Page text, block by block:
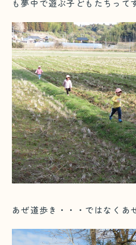
も夢中で遊ぶ子どもたちって
あぜ道歩き・・・ではなくあ